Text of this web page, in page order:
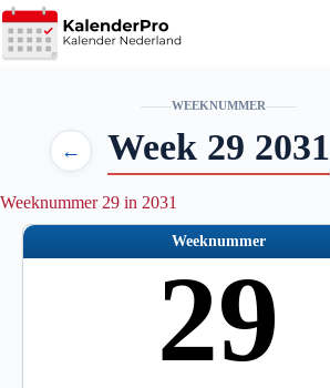
Ga
naar
de
WEEKNUMMER
← Week 29 2031
Weeknummer 29 in 2031
Weeknummer
29